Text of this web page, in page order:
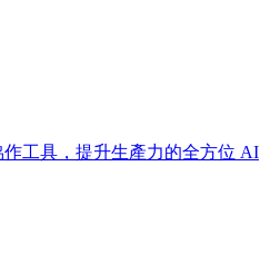
工具，提升生產力的全方位 AI